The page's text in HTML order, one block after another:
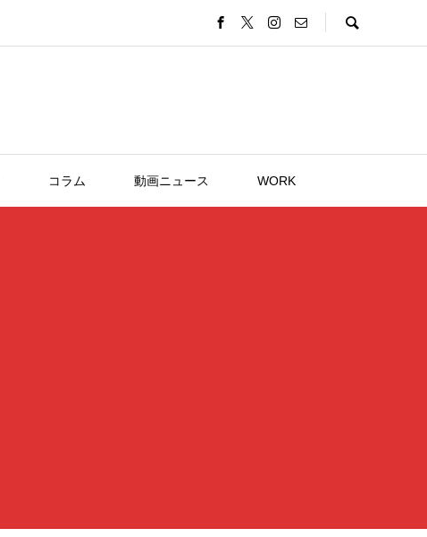
コラム 動画ニュース WORK